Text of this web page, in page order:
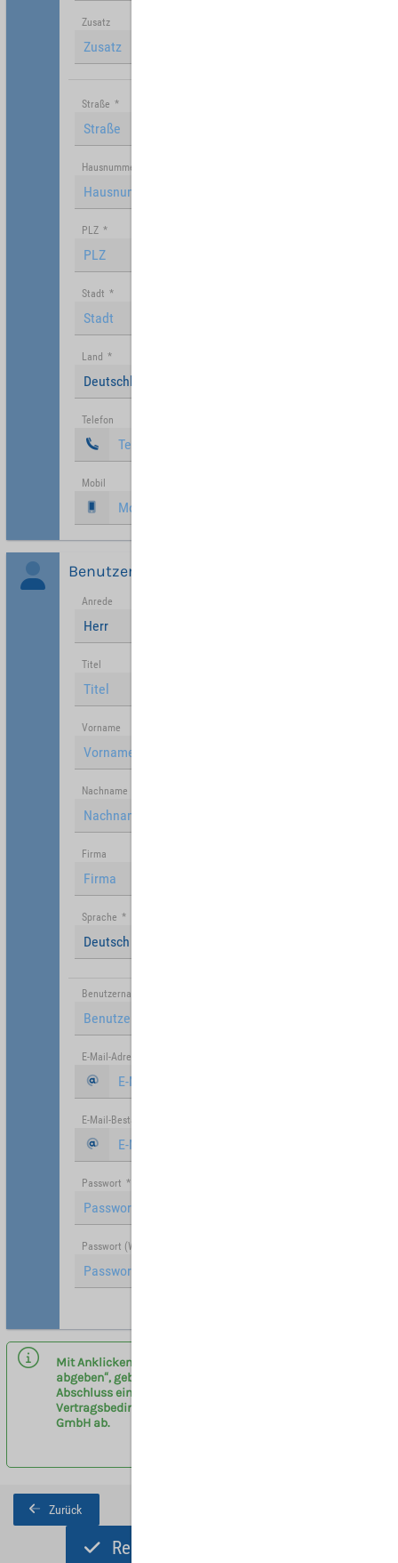
Zusatz
Straße *
Hausnummer
PLZ *
Stadt *
Land *
Deutschland
Telefon
Mobil
Benutzer
Anrede
Herr
Titel
Vorname
Nachname
Firma
Sprache *
Deutsch (Deutschland)
Benutzername
E-Mail-Adresse
E-Mail-Bestätigung
Passwort *
Passwort (Wiederholung)
Mit Anklicken des Buttons „Registrieren und Angebot
abgeben“, geben sie eine verbindliche Anfrage zum
Abschluss eines Vermittlervertrages entsprechend der
Vertragsbedingungen am Flughafen Leipzig/Halle
GmbH ab.
Zurück
Registrieren und Angebot abgeben